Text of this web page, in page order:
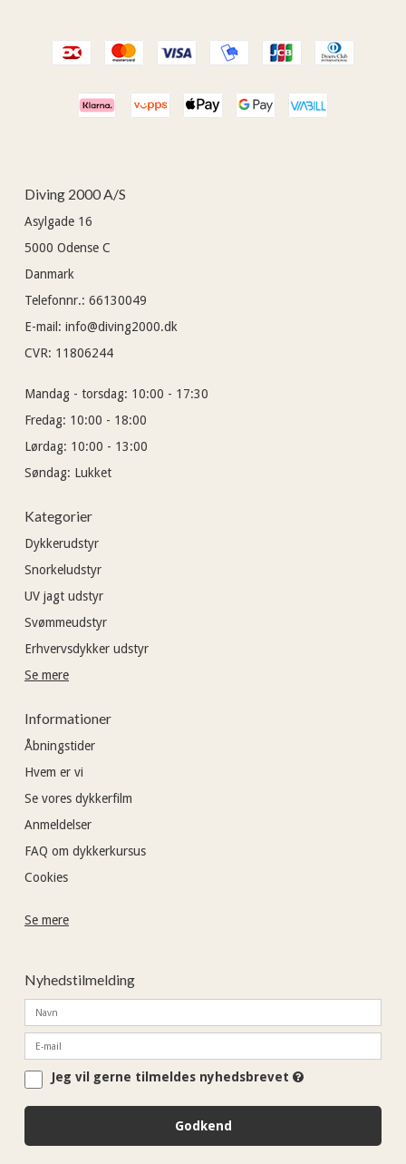
Diving 2000 A/S
Asylgade 16
5000 Odense C
Danmark
Telefonnr.: 66130049
E-mail : info@diving2000.dk
CVR: 11806244
Mandag - torsdag: 10:00 - 17:30
Fredag: 10:00 - 18:00
Lørdag: 10:00 - 13:00
Søndag: Lukket
Kategorier
Dykkerudstyr
Snorkeludstyr
UV jagt udstyr
Svømmeudstyr
Erhvervsdykker udstyr
Se mere
Informationer
Åbningstider
Hvem er vi
Se vores dykkerfilm
Anmeldelser
FAQ om dykkerkursus
Cookies
Se mere
Nyhedstilmelding
Jeg vil gerne tilmeldes nyhedsbrevet
Godkend